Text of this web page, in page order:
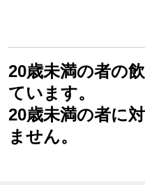
20歳未満の者の
ています。
20歳未満の者に
ません。